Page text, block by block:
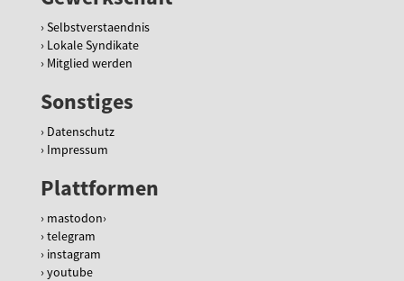
Selbstverstaendnis
Lokale Syndikate
Mitglied werden
Sonstiges
Datenschutz
Impressum
Plattformen
mastodon
telegram
instagram
youtube